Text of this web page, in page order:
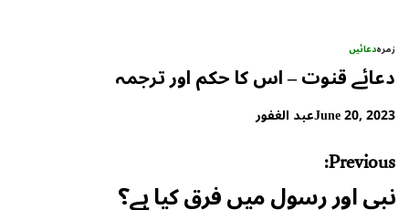
زمرہدعائیں
دعائے قنوت – اس کا حکم اور ترجمہ
June 20, 2023عبد الغفور
Post
navigation
Previous:
نبی اور رسول میں فرق کیا ہے؟